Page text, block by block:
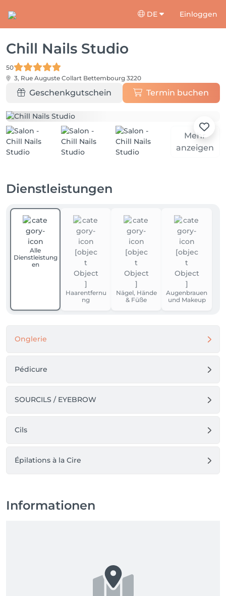
DE Einloggen
Chill Nails Studio
50
3, Rue Auguste Collart Bettembourg 3220
Geschenkgutschein Termin buchen
Mehr
anzeigen
Dienstleistungen
Alle
Dienstleistung
en
Haarentfernu
ng
Nägel, Hände
& Füße
Augenbrauen
und Makeup
Onglerie
Pédicure
SOURCILS / EYEBROW
Cils
Épilations à la Cire
Informationen